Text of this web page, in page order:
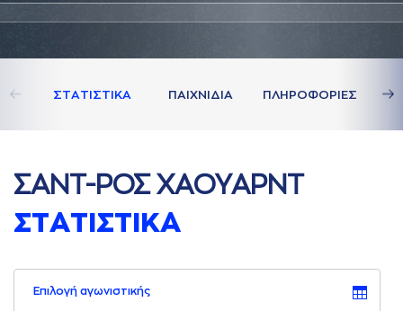
ΣΤAΤΙΣΤΙΚA ΠAΙΧΝΙΔΙA ΠΛΗΡΟΦΟΡΙΕΣ
ΣAΝΤ-ΡΟΣ ΧAΟΥAΡΝΤ
ΣΤAΤΙΣΤΙΚA
Επιλογή αγωνιστικής